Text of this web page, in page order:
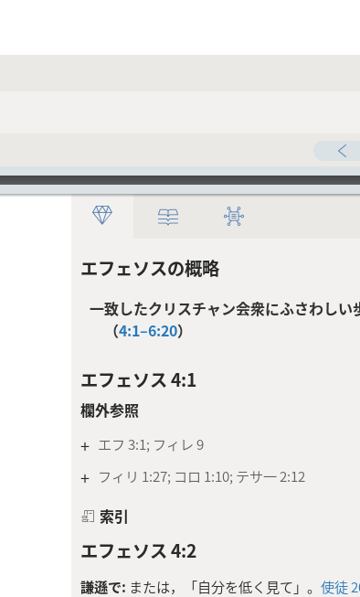
エフェソスの概略
一致したクリスチャン会衆にふさわしい
（4:1–6:20）
エフェソス 4:1
欄外参照
+ エフ 3:1; フィレ 9
+ フィリ 1:27; コロ 1:10; テサ一 2:12
索引
エフェソス 4:2
謙遜で: または，「自分を低く見て」。 使徒